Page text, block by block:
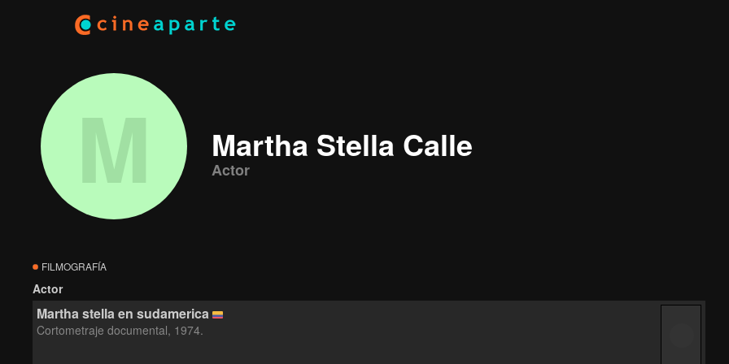
M Martha Stella Calle
Actor
FILMOGRAFÍA
Actor
Martha stella en sudamerica
Cortometraje documental, 1974.